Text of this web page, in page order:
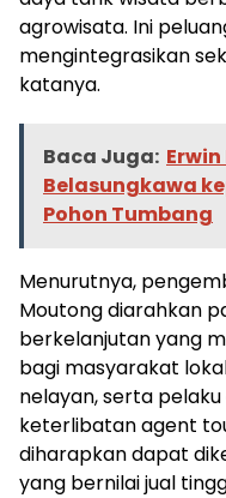
agrowisata. Ini
mengintegrasikan
katanya.
Baca Juga:
Belasungkawa
Pohon Tumbang
Menurutnya,
Moutong diarahkan
berkelanjutan yang
bagi masyarakat
nelayan, serta
keterlibatan agent
diharapkan dapat
yang bernilai jual